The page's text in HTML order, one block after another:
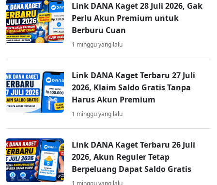
Link DANA Kaget 28 Juli 2026, Gak
Perlu Akun Premium untuk
Berburu Cuan
1 minggu yang lalu
Link DANA Kaget Terbaru 27 Juli
2026, Klaim Saldo Gratis Tanpa
Harus Akun Premium
1 minggu yang lalu
Link DANA Kaget Terbaru 26 Juli
2026, Akun Reguler Tetap
Berpeluang Dapat Saldo Gratis